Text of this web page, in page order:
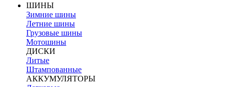
ШИНЫ
Зимние шины
Летние шины
Грузовые шины
Мотошины
ДИСКИ
Литые
Штампованные
АККУМУЛЯТОРЫ